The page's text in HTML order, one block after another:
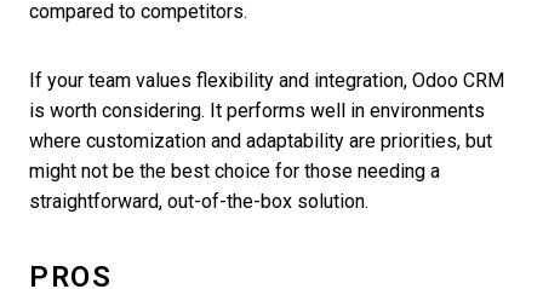
compared to competitors.
If your team values flexibility and integration, Odoo CRM
is worth considering. It performs well in environments
where customization and adaptability are priorities, but
might not be the best choice for those needing a
straightforward, out-of-the-box solution.
PROS